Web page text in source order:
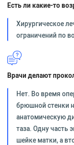
Есть ли какие-то
Хирургическое
ограничений по
Врачи делают
Нет. Во время
брюшной стенки
анатомическую
таза. Одну часть
шейке матки, а